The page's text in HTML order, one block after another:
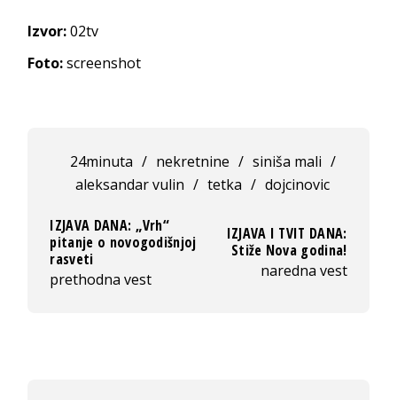
Izvor:02tv
Foto:screenshot
24minuta / nekretnine / siniša mali /
aleksandar vulin / tetka / dojcinovic
IZJAVA DANA: „Vrh“
pitanje o novogodišnjoj
rasveti
prethodna vest
IZJAVA I TVIT DANA:
Stiže Nova godina!
naredna vest